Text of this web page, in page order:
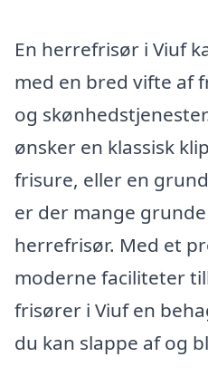
En herrefrisør i Viuf
med en bred vifte af
og
ønsker en klassisk
frisure, eller en
er der mange
herrefrisør. Med et
moderne faciliteter
frisører i Viuf en
du kan slappe af og